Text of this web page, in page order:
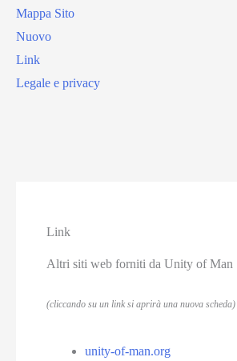
Mappa Sito
Nuovo
Link
Legale e privacy
Link
Altri siti web forniti da Unity of Man
(cliccando su un link si aprirà una nuova scheda)
unity-of-man.org